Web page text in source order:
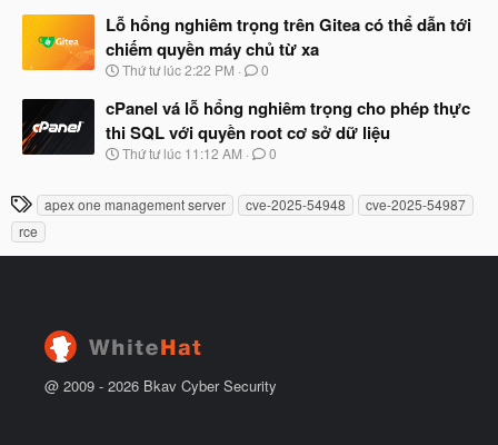
đ
ầ
u
à
y
b
ắ
đ
ầ
u
Lỗ hổng nghiêm trọng trên Gitea có thể dẫn tới
chiếm quyền máy chủ từ xa
N
à
b
ắ
đ
ầ
Thứ tư lúc 2:22 PM 0
cPanel vá lỗ hổng nghiêm trọng cho phép thực
thi SQL với quyền root cơ sở dữ liệu
N
y
t
Thứ tư lúc 11:12 AM 0
T
h
ẻ
apex one management server cve-2025-54948
cve-2025-54987
rce
@ 2009 - 2026 Bkav Cyber Security